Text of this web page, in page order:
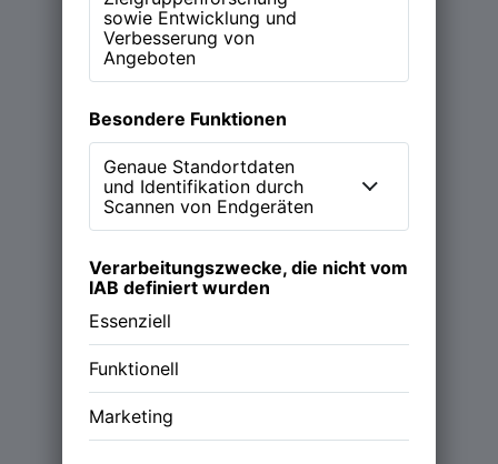
Learn more
Magazin
Über NWX